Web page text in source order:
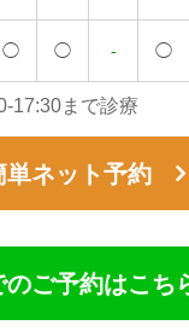
◯ ◯ - ◯
17:30まで診療
単ネット予約
のご予約はこち